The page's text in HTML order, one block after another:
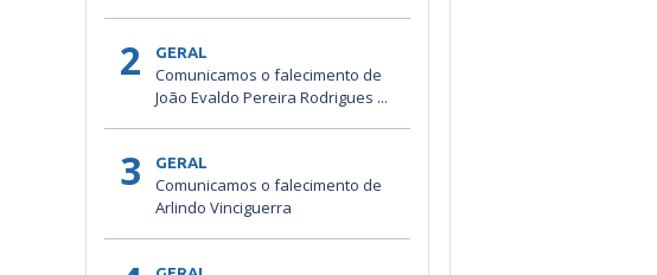
2 GERAL
Comunicamos o falecimento de
João Evaldo Pereira Rodrigues ...
3 GERAL
Comunicamos o falecimento de
Arlindo Vinciguerra